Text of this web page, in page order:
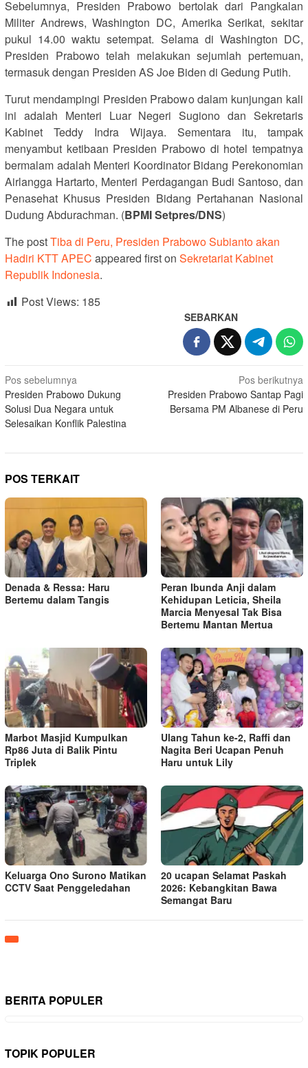
Sebelumnya, Presiden Prabowo bertolak dari Pangkalan
Militer Andrews, Washington DC, Amerika Serikat, sekitar
pukul 14.00 waktu setempat. Selama di Washington DC,
Presiden Prabowo telah melakukan sejumlah pertemuan,
termasuk dengan Presiden AS Joe Biden di Gedung Putih.
Turut mendampingi Presiden Prabowo dalam kunjungan kali
ini adalah Menteri Luar Negeri Sugiono dan Sekretaris
Kabinet Teddy Indra Wijaya. Sementara itu, tampak
menyambut ketibaan Presiden Prabowo di hotel tempatnya
bermalam adalah Menteri Koordinator Bidang Perekonomian
Airlangga Hartarto, Menteri Perdagangan Budi Santoso, dan
Penasehat Khusus Presiden Bidang Pertahanan Nasional
Dudung Abdurachman. (BPMI Setpres/DNS)
The postTiba di Peru, Presiden Prabowo Subianto akan
Hadiri KTT APEC appeared first on Sekretariat Kabinet
Republik Indonesia.
Post Views: 185
SEBARKAN
Navigasi
pos
Pos sebelumnya
Presiden Prabowo Dukung
Solusi Dua Negara untuk
Selesaikan Konflik Palestina
Pos berikutnya
Presiden Prabowo Santap Pagi
Bersama PM Albanese di Peru
POS TERKAIT
Denada & Ressa: Haru
Bertemu dalam Tangis
Peran Ibunda Anji dalam
Kehidupan Leticia, Sheila
Marcia Menyesal Tak Bisa
Bertemu Mantan Mertua
Marbot Masjid Kumpulkan
Rp86 Juta di Balik Pintu
Triplek
Ulang Tahun ke-2, Raffi dan
Nagita Beri Ucapan Penuh
Haru untuk Lily
Keluarga Ono Surono Matikan
CCTV Saat Penggeledahan
20 ucapan Selamat Paskah
2026: Kebangkitan Bawa
Semangat Baru
BERITA POPULER
TOPIK POPULER